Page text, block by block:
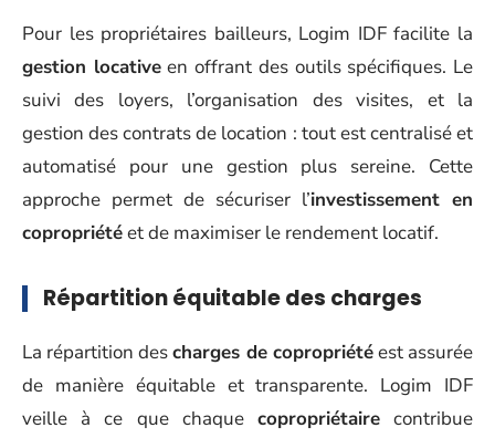
Pour les propriétaires bailleurs, Logim IDF facilite la
gestion locativeen offrant des outils spécifiques. Le
suivi des loyers, l’organisation des visites, et la
gestion des contrats de location : tout est centralisé et
automatisé pour une gestion plus sereine. Cette
approche permet de sécuriser l’investissement en
copropriétéet de maximiser le rendement locatif.
Répartition équitable des charges
La répartition descharges de copropriétéest assurée
de manière équitable et transparente. Logim IDF
veille à ce que chaque copropriétairecontribue